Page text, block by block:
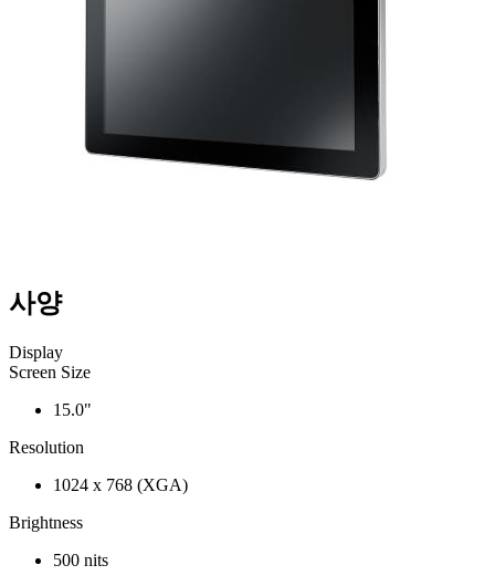
사양
Display
Screen Size
15.0"
Resolution
1024 x 768 (XGA)
Brightness
500 nits